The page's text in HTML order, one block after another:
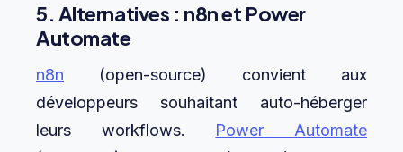
5. Alternatives : n8n et Power
Automate
n8n (open-source) convient aux
développeurs souhaitant auto-héberger
leurs workflows. Power Automate